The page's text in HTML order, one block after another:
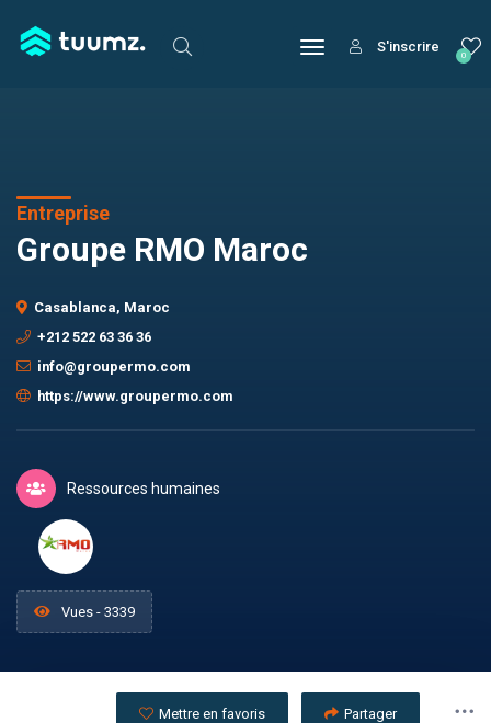
0
S'inscrire
Entreprise
Groupe RMO Maroc
Casablanca, Maroc
+212 522 63 36 36
info@groupermo.com
https://www.groupermo.com
Ressources humaines
Vues - 3339
Mettre en favoris Partager